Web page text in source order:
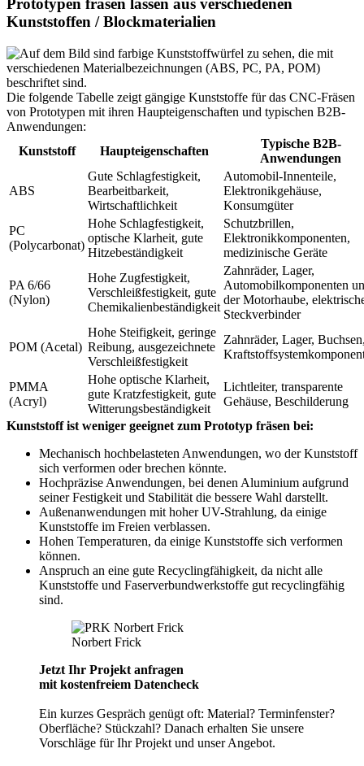
Prototypen fräsen lassen aus verschiedenen
Kunststoffen / Blockmaterialien
Die folgende Tabelle zeigt gängige Kunststoffe für das CNC-Fräsen
von Prototypen mit ihren Haupteigenschaften und typischen B2B-
Anwendungen:
Kunststoff
Haupteigenschaften
Typische B2B-
Anwendungen
ABS
Gute Schlagfestigkeit,
Bearbeitbarkeit,
Wirtschaftlichkeit
Automobil-Innenteile,
Elektronikgehäuse,
Konsumgüter
PC
(Polycarbonat)
Hohe Schlagfestigkeit,
optische Klarheit, gute
Hitzebeständigkeit
Schutzbrillen,
Elektronikkomponenten,
medizinische Geräte
PA 6/66
(Nylon)
Hohe Zugfestigkeit,
Verschleißfestigkeit, gute
Chemikalienbeständigkeit
Zahnräder, Lager,
Automobilkomponenten
der Motorhaube,
Steckverbinder
POM (Acetal)
Hohe Steifigkeit, geringe
Reibung, ausgezeichnete
Verschleißfestigkeit
Zahnräder, Lager,
PMMA
(Acryl)
Hohe optische Klarheit,
gute Kratzfestigkeit, gute
Witterungsbeständigkeit
Lichtleiter, transparente
Gehäuse, Beschilderung
Kunststoff ist weniger geeignet zum Prototyp fräsen bei:
Mechanisch hochbelasteten Anwendungen, wo der Kunststoff
sich verformen oder brechen könnte.
Hochpräzise Anwendungen, bei denen Aluminium aufgrund
seiner Festigkeit und Stabilität die bessere Wahl darstellt.
Außenanwendungen mit hoher UV-Strahlung, da einige
Kunststoffe im Freien verblassen.
Hohen Temperaturen, da einige Kunststoffe sich verformen
können.
Anspruch an eine gute Recyclingfähigkeit, da nicht alle
Kunststoffe und Faserverbundwerkstoffe gut recyclingfähig
sind.
Norbert Frick
Jetzt Ihr Projekt anfragen
mit kostenfreiem Datencheck
Ein kurzes Gespräch genügt oft: Material? Terminfenster?
Oberfläche? Stückzahl? Danach erhalten Sie unsere
Vorschläge für Ihr Projekt und unser Angebot.